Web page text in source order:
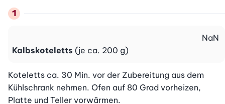
Kalbskoteletts (je ca. 200 g)
NaN
Koteletts ca. 30 Min. vor der Zubereitung aus dem
Kühlschrank nehmen. Ofen auf 80 Grad vorheizen,
Platte und Teller vorwärmen.